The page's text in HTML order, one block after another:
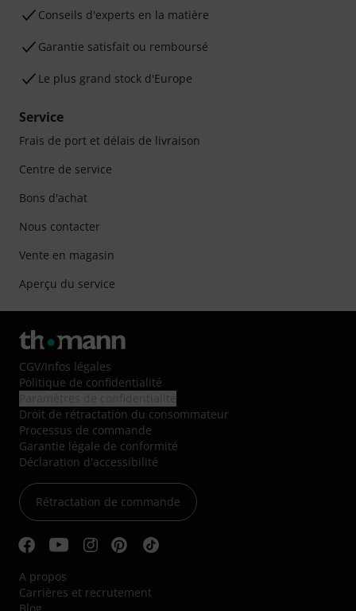
Conseils d'experts en la matière
Garantie satisfait ou remboursé
Le plus grand stock d'Europe
Service
Frais de port et délais de livraison
Centre de service
Bons d'achat
Nous contacter
Vente en magasin
Aperçu du service
CGV/Infos légales
Politique de confidentialité
Droit de rétractation du consommateur
Processus de commande
Garantie légale de conformité
Déclaration d'accessibilité
Rétractation de commande
A propos
Carrières et recrutement